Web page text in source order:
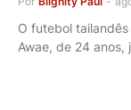
O futebol
Awae, de 24 anos,